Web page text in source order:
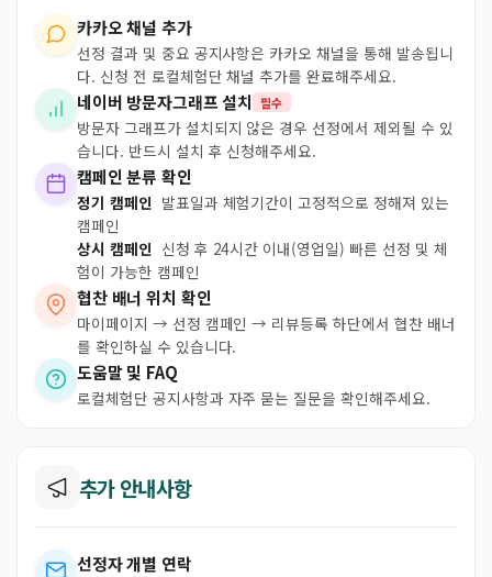
카카오 채널 추가
선정 결과 및 중요 공지사항은 카카오 채널을 통해 발송됩니
다. 신청 전 로컬체험단 채널 추가를 완료해주세요.
네이버 방문자그래프 설치 필수
방문자 그래프가 설치되지 않은 경우 선정에서 제외될 수 있
습니다. 반드시 설치 후 신청해주세요.
캠페인 분류 확인
정기 캠페인 발표일과 체험기간이 고정적으로 정해져 있는
캠페인
상시 캠페인 신청 후 24시간 이내(영업일) 빠른 선정 및 체
험이 가능한 캠페인
협찬 배너 위치 확인
마이페이지 → 선정 캠페인 → 리뷰등록 하단에서 협찬 배너
를 확인하실 수 있습니다.
도움말 및 FAQ
로컬체험단 공지사항과 자주 묻는 질문을 확인해주세요.
추가 안내사항
선정자 개별 연락